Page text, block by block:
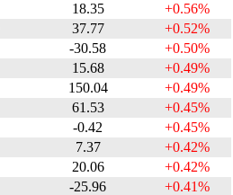
18.35
+0.56%
37.77
+0.52%
-30.58
+0.50%
15.68
+0.49%
150.04
+0.49%
61.53
+0.45%
-0.42
+0.45%
7.37
+0.42%
20.06
+0.42%
-25.96
+0.41%